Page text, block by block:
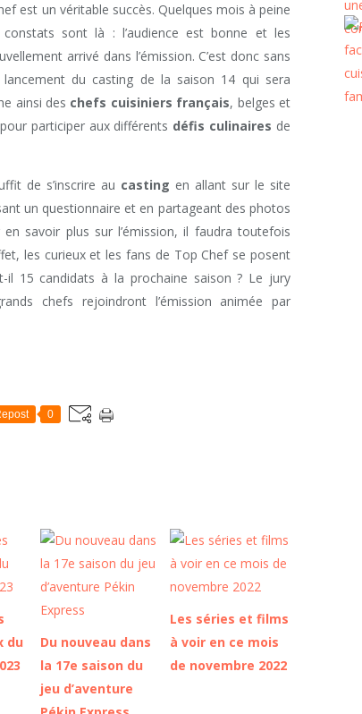
est un véritable succès. Quelques mois à peine
sont là : l’audience est bonne et les
arrivé dans l’émission. C’est donc sans
lancement du casting de la saison 14 qui sera
ainsi des chefs cuisiniers français, belges et
participer aux différents défis culinaires de
de s’inscrire au casting en allant sur le site
un questionnaire et en partageant des photos
savoir plus sur l’émission, il faudra toutefois
les curieux et les fans de Top Chef se posent
15 candidats à la prochaine saison ? Le jury
chefs rejoindront l’émission animée par
0
du
Du nouveau dans
la 17e saison du
jeu d’aventure
Les séries et films
à voir en ce mois
de novembre 2022